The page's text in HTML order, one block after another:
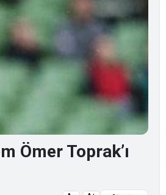
Ömer Toprak’ı